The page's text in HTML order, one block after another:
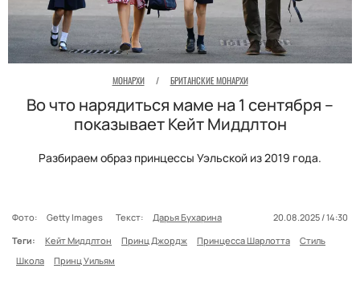
МОНАРХИ / БРИТАНСКИЕ МОНАРХИ
Во что нарядиться маме на 1 сентября –
показывает Кейт Миддлтон
Разбираем образ принцессы Уэльской из 2019 года.
Фото: Getty Images Текст: Дарья Бухарина
20.08.2025 / 14:30
Теги:
Кейт Миддлтон Принц Джордж Принцесса Шарлотта
Стиль
Школа
Принц Уильям